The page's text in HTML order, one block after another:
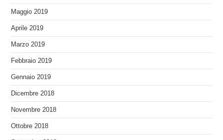
Maggio 2019
Aprile 2019
Marzo 2019
Febbraio 2019
Gennaio 2019
Dicembre 2018
Novembre 2018
Ottobre 2018